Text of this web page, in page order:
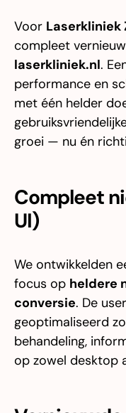
Voor Laserkliniek
compleet
laserkliniek.nl.
performance en
met één helder
groei — nu én
Compleet
UI)
We ontwikkelden
focus op heldere
conversie. De
geoptimaliseerd
behandeling,
op zowel desktop